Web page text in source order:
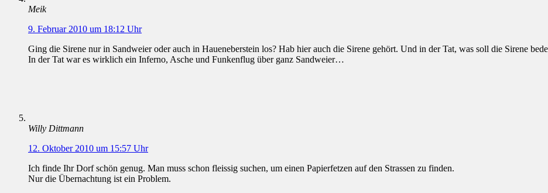
Meik
9. Februar 2010 um 18:12 Uhr
Ging die Sirene nur in Sandweier oder auch in Haueneberstein los? Hab hier auch die Sirene gehört. Und in der Tat, was soll die Sirene
In der Tat war es wirklich ein Inferno, Asche und Funkenflug über ganz Sandweier…
Willy Dittmann
12. Oktober 2010 um 15:57 Uhr
Ich finde Ihr Dorf schön genug. Man muss schon fleissig suchen, um einen Papierfetzen auf den Strassen zu finden.
Nur die Übernachtung ist ein Problem.